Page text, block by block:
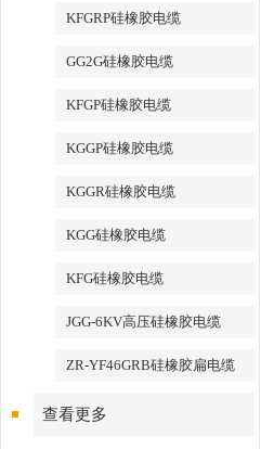
KFGRP硅橡胶电缆
GG2G硅橡胶电缆
KFGP硅橡胶电缆
KGGP硅橡胶电缆
KGGR硅橡胶电缆
KGG硅橡胶电缆
KFG硅橡胶电缆
JGG-6KV高压硅橡胶电缆
ZR-YF46GRB硅橡胶扁电缆
查看更多